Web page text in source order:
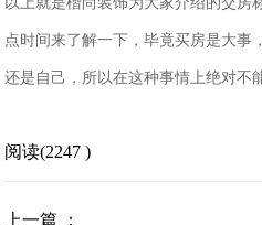
点时间来了解一下，毕竟买房是大事
还是自己，所以在这种事情上绝对不
阅读(2247 )
上一篇 ：